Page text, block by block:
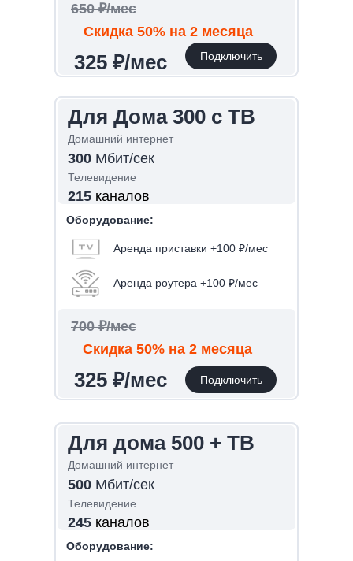
Подключить
325 ₽/мес
650 ₽/мес
Скидка 50% на 2 месяца
Для Дома 300 с ТВ
Домашний интернет
Телевидение
300 Мбит/сек
215 каналов
Подключить
375 ₽/мес
750 ₽/мес
Скидка 50% на 2 месяца
Аренда приставки +100 ₽/мес
Аренда роутера +100 ₽/мес
Оборудование:
Для дома 500 с ТВ
Домашний интернет
Телевидение
500 Мбит/сек
245 каналов
Оборудование:
Подключить
325 ₽/мес
650 ₽/мес
Скидка 50% на 2 месяца
Для Дома 300 с ТВ
Домашний интернет
Телевидение
300 Мбит/сек
215 каналов
Подключить
325 ₽/мес
700 ₽/мес
Скидка 50% на 2 месяца
Аренда приставки +100 ₽/мес
Аренда роутера +100 ₽/мес
Оборудование:
Для дома 500 + ТВ
Домашний интернет
Телевидение
500 Мбит/сек
245 каналов
Оборудование: